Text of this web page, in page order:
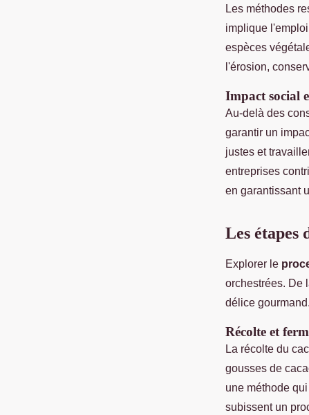
Les méthodes
implique
espèces
l'érosion,
Impact social
Au-delà des
garantir un
justes et
entreprises
en garantissant
Les étapes
Explorer le
orchestrées. De
délice gourmand.
Récolte et
La récolte du
gousses de
une méthode
subissent un